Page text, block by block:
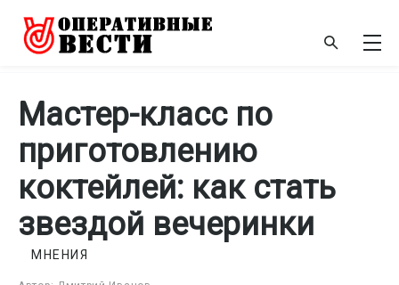
Мастер-класс по
приготовлению
коктейлей: как стать
звездой вечеринки
МНЕНИЯ